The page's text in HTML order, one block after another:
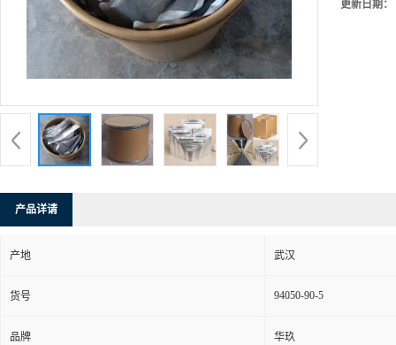
更新日期：
产品详请
产地 武汉
货号 94050-90-5
品牌 华玖